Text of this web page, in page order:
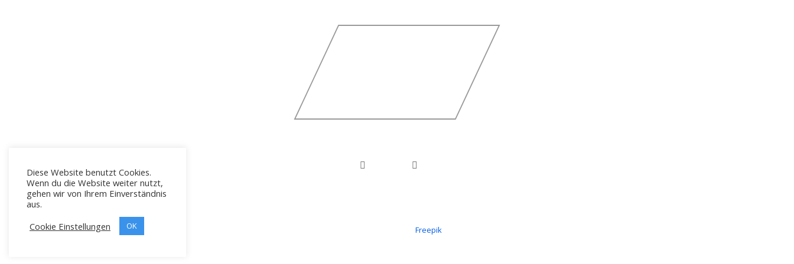
Freepik
Diese Website benutzt Cookies.
Wenn du die Website weiter nutzt,
gehen wir von Ihrem Einverständnis
aus.
Cookie Einstellungen
OK